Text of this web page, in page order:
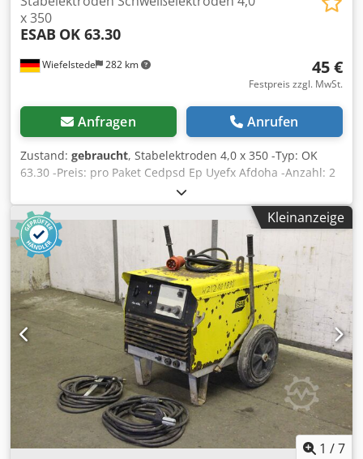
Wiefelstede 282 km
x 350
ESAB OK 63.30
45 €
Festpreis zzgl. MwSt.
Anfragen Anrufen
Zustand: gebraucht, Stabelektroden 4,0 x 350 -Typ: OK
63.30 -Preis: pro Paket Cedpsd Ep Uyefx Afdoha -Anzahl: 2
Pakete vorhanden -Gewicht pro Paket: 4,6 kg
Kleinanzeige
1 /7